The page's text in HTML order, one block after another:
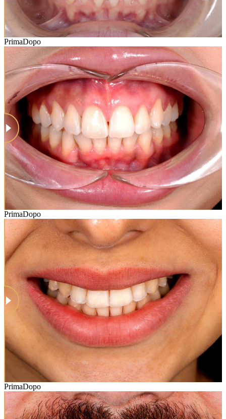
PrimaDopo
PrimaDopo
PrimaDopo